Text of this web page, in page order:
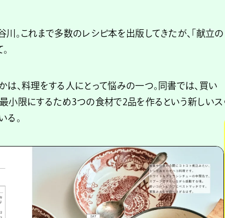
。これまで多数のレシピ本を出版してきたが、「献立の
は、料理をする人にとって悩みの一つ。同書では、買い
小限にするため3つの食材で2品を作るという新しいス
る。